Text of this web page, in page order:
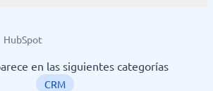
HubSpot
en las siguientes categorías
CRM